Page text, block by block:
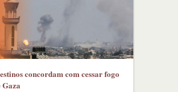
concordam com cessar fogo
Gaza